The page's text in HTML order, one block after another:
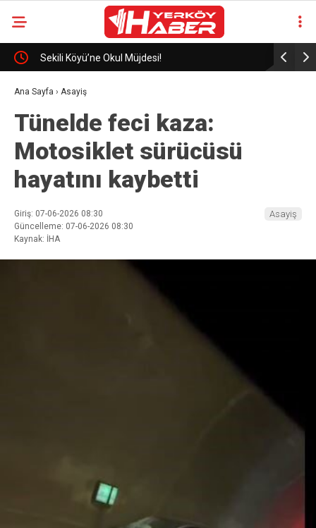
Sekili Köyü’ne Okul Müjdesi! 29 Yıllık
Ana Sayfa › Asayiş
Tünelde feci kaza:
Motosiklet sürücüsü
hayatını kaybetti
Giriş: 07-06-2026 08:30
Güncelleme: 07-06-2026 08:30
Kaynak: İHA
Asayiş